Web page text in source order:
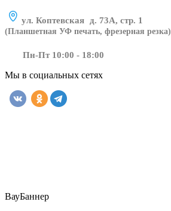
ул. Коптевская д. 73А, стр. 1
(Планшетная УФ печать, фрезерная резка)
Пн-Пт 10:00 - 18:00
Мы в социальных сетях
ВауБаннер